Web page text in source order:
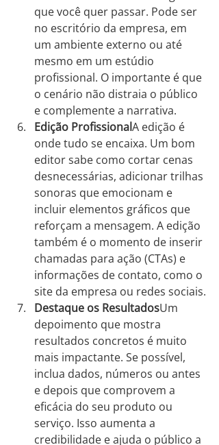
que você quer passar. Pode ser
no escritório da empresa, em
um ambiente externo ou até
mesmo em um estúdio
profissional. O importante é que
o cenário não distraia o público
e complemente a narrativa.
Edição ProfissionalA edição é
onde tudo se encaixa. Um bom
editor sabe como cortar cenas
desnecessárias, adicionar trilhas
sonoras que emocionam e
incluir elementos gráficos que
reforçam a mensagem. A edição
também é o momento de inserir
chamadas para ação (CTAs) e
informações de contato, como o
site da empresa ou redes sociais.
Destaque os ResultadosUm
depoimento que mostra
resultados concretos é muito
mais impactante. Se possível,
inclua dados, números ou antes
e depois que comprovem a
eficácia do seu produto ou
serviço. Isso aumenta a
credibilidade e ajuda o público a